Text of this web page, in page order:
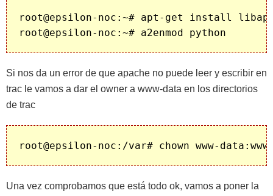
root@epsilon-noc:~# apt-get install
Si nos da un error de que apache no puede leer y escribir en
trac le vamos a dar el owner a www-data en los directorios
de trac
Una vez comprobamos que está todo ok, vamos a poner la